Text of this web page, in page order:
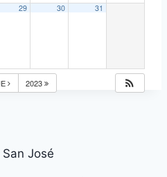
29 30 31
2023
José